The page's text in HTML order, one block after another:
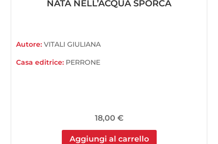
NATA NELL’ACQUA SPORCA
Autore:VITALI GIULIANA
Casa editrice: PERRONE
18,00 €
Aggiungi al carrello